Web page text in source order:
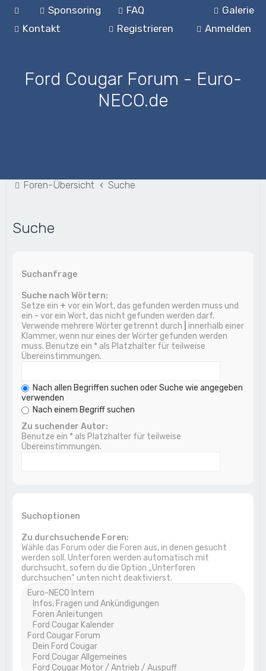
Galerie
Sponsoring
FAQ
Kontakt
Anmelden
Registrieren
Ford Cougar Forum - Euro-
NECO.de
Foren-Übersicht Suche
Suche
Suchanfrage
Suche nach Wörtern:
Setze ein + vor ein Wort, das gefunden werden muss und
ein - vor ein Wort, das nicht gefunden werden darf.
Verwende mehrere Wörter getrennt durch
innerhalb einer
Klammer, wenn nur eines der Wörter gefunden werden
muss. Benutze ein * als Platzhalter für teilweise
Übereinstimmungen.
Nach allen Begriffen suchen oder Suche wie angegeben
verwenden
Nach einem Begriff suchen
Zu suchender Autor:
Benutze ein * als Platzhalter für teilweise
Übereinstimmungen.
Suchoptionen
Zu durchsuchende Foren:
Wähle das Forum oder die Foren aus, in denen gesucht
werden soll. Unterforen werden automatisch mit
durchsucht, sofern du die Option „Unterforen
durchsuchen“ unten nicht deaktivierst.